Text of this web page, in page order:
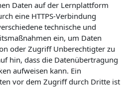
Daten auf der Lernplattform
eine HTTPS-Verbindung
technische und
ein, um Daten
oder Zugriff Unberechtigter zu
hin, dass die Datenübertragung
aufweisen kann. Ein
vor dem Zugriff durch Dritte ist